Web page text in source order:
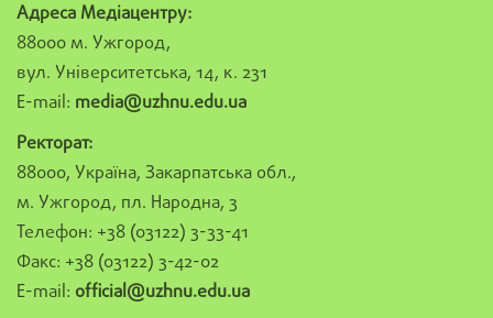
Адреса Медіацентру:
88000 м. Ужгород,
вул. Університетська, 14, к. 231
E-mail: media@uzhnu.edu.ua
Ректорат:
88000, Україна, Закарпатська обл.,
м. Ужгород, пл. Народна, 3
Телефон: +38 (03122) 3-33-41
Факс: +38 (03122) 3-42-02
E-mail: official@uzhnu.edu.ua